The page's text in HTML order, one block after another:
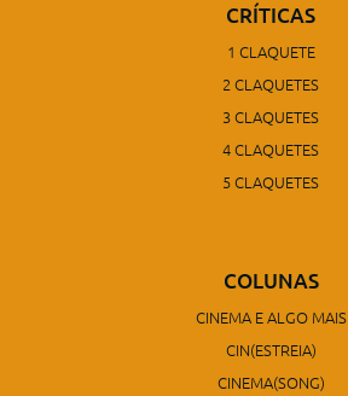
CRÍTICAS
1 CLAQUETE
2 CLAQUETES
3 CLAQUETES
4 CLAQUETES
5 CLAQUETES
COLUNAS
CINEMA E ALGO MAIS
CIN(ESTREIA)
CINEMA(SONG)